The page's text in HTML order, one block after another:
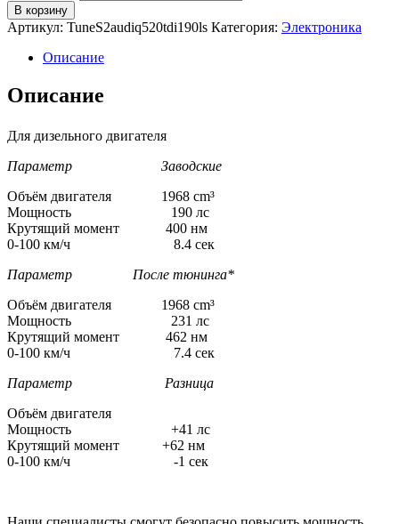
В корзину
Артикул: TuneS2audiq520tdi190ls Категория: Электроника
Описание
Описание
Для дизельного двигателя
Параметр Заводские
Объём двигателя 1968 cm³
Мощность 190 лс
Крутящий момент 400 нм
0-100 км/ч 8.4 сек
Параметр После тюнинга*
Объём двигателя 1968 cm³
Мощность 231 лс
Крутящий момент 462 нм
0-100 км/ч 7.4 сек
Параметр Разница
Объём двигателя
Мощность +41 лс
Крутящий момент +62 нм
0-100 км/ч -1 сек